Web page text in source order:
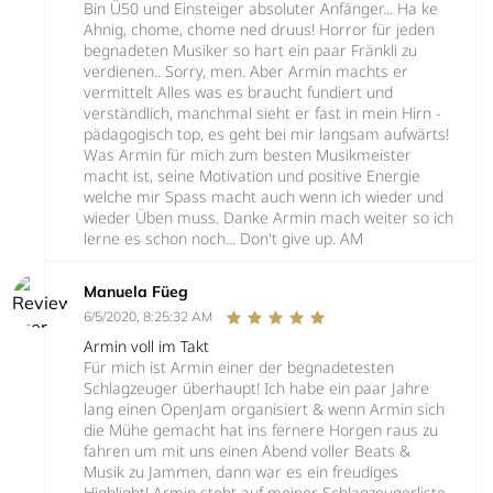
Bin Ü50 und Einsteiger absoluter Anfänger... Ha ke
Ahnig, chome, chome ned druus! Horror für jeden
begnadeten Musiker so hart ein paar Fränkli zu
verdienen.. Sorry, men. Aber Armin machts er
vermittelt Alles was es braucht fundiert und
verständlich, manchmal sieht er fast in mein Hirn -
pädagogisch top, es geht bei mir langsam aufwärts!
Was Armin für mich zum besten Musikmeister
macht ist, seine Motivation und positive Energie
welche mir Spass macht auch wenn ich wieder und
wieder Üben muss. Danke Armin mach weiter so ich
lerne es schon noch... Don't give up. AM
Manuela Füeg
6/5/2020, 8:25:32 AM
Armin voll im Takt
Für mich ist Armin einer der begnadetesten
Schlagzeuger überhaupt! Ich habe ein paar Jahre
lang einen OpenJam organisiert & wenn Armin sich
die Mühe gemacht hat ins fernere Horgen raus zu
fahren um mit uns einen Abend voller Beats &
Musik zu Jammen, dann war es ein freudiges